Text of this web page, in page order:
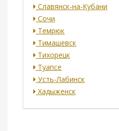
Славянск-на-Кубани
Сочи
Темрюк
Тимашевск
Тихорецк
Туапсе
Усть-Лабинск
Хадыженск